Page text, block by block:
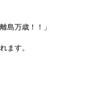
島万歳！！」
ます。